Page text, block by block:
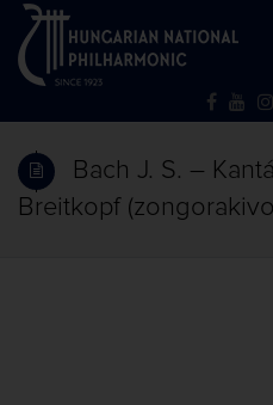
Bach J. S. –
Breitkopf